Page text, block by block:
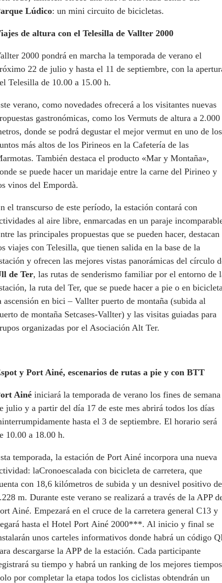
Lúdico: un mini circuito de bicicletas.
de altura con el Telesilla de Vallter 2000
2000 pondrá en marcha la temporada de verano el
22 de julio y hasta el 11 de septiembre, con la
Telesilla de 10.00 a 15.00 h.
verano, como novedades ofrecerá a los visitantes nuevas
gastronómicas, como los Vermuts de altura a 2.000
donde se podrá degustar el mejor vermut en uno de los
más altos de los Pirineos en la Cafetería de las
También destaca el producto «Mar y Montaña»,
se puede hacer un maridaje entre la carne del Pirineo y
vinos del Empordà.
el transcurso de este período, la estación contará con
al aire libre, enmarcadas en un paraje
las principales propuestas que se pueden hacer, destacan
viajes con Telesilla, que tienen salida en la base de la
y ofrecen las mejores vistas panorámicas del círculo
de Ter, las rutas de senderismo familiar por el entorno de
la ruta del Ter, que se puede hacer a pie o en
ascensión en bici – Vallter puerto de montaña (subida al
de montaña Setcases-Vallter) y las visitas guiadas para
organizadas por el Asociación Alt Ter.
y Port Ainé, escenarios de rutas a pie y con BTT
Ainé iniciará la temporada de verano los fines de semana
julio y a partir del día 17 de este mes abrirá todos los días
hasta el 3 de septiembre. El horario será
10.00 a 18.00 h.
temporada, la estación de Port Ainé incorpora una nueva
laCronoescalada con bicicleta de carretera, que
con 18,6 kilómetros de subida y un desnivel positivo de
m. Durante este verano se realizará a través de la APP
Ainé. Empezará en el cruce de la carretera general C13 y
hasta el Hotel Port Ainé 2000***. Al inicio y final se
unos carteles informativos donde habrá un código
descargarse la APP de la estación. Cada participante
su tiempo y habrá un ranking de los mejores
por completar la etapa todos los ciclistas obtendrán un